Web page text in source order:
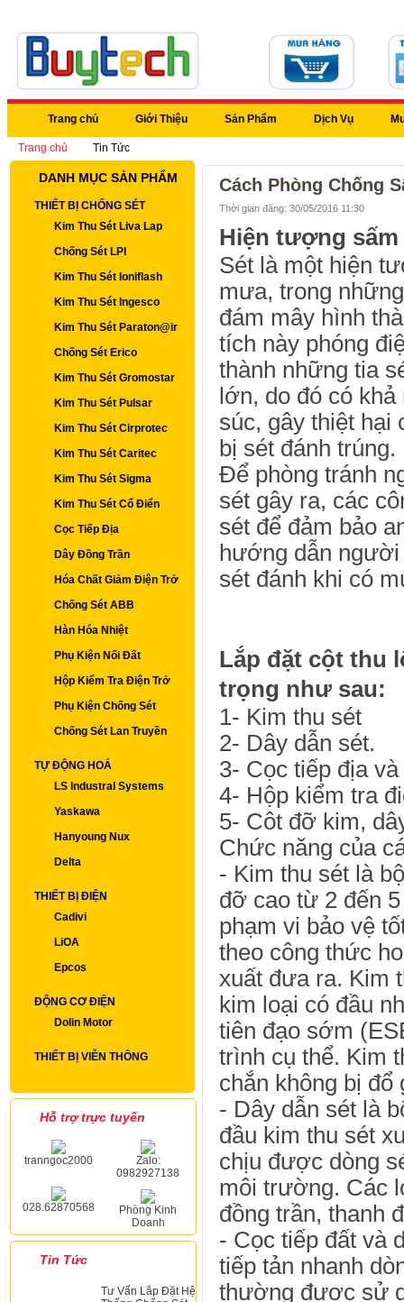
Trang chủ Giới Thiệu Sản Phẩm Dịch Vụ
Trang chủ Tin Tức
DANH MỤC SẢN PHẨM
THIẾT BỊ CHỐNG SÉT
Kim Thu Sét Liva Lap
Chống Sét LPI
Kim Thu Sét Ioniflash
Kim Thu Sét Ingesco
Kim Thu Sét Paraton@ir
Chống Sét Erico
Kim Thu Sét Gromostar
Kim Thu Sét Pulsar
Kim Thu Sét Cirprotec
Kim Thu Sét Caritec
Kim Thu Sét Sigma
Kim Thu Sét Cổ Điển
Cọc Tiếp Địa
Dây Đồng Trần
Hóa Chất Giảm Điện Trở
Chống Sét ABB
Hàn Hóa Nhiệt
Phụ Kiện Nối Đất
Hộp Kiểm Tra Điện Trở
Phụ Kiện Chống Sét
Chống Sét Lan Truyền
TỰ ĐỘNG HOÁ
LS Industral Systems
Yaskawa
Hanyoung Nux
Delta
THIẾT BỊ ĐIỆN
Cadivi
LiOA
Epcos
ĐỘNG CƠ ĐIỆN
Dolin Motor
THIẾT BỊ VIỄN THÔNG
Hỗ trợ trực tuyến
tranngoc2000
Zalo:
0982927138
028.62870568
Phòng Kinh
Doanh
Tin Tức
Tư Vấn Lắp Đặt Hệ
Cách Phòng Chống
Thời gian đăng: 30/05/2016 11:30
Hiện tượng sấm
Sét là một hiện
mưa, trong
đám mây hình
tích này phóng
thành những tia
lớn, do đó có
súc, gây thiệt hại
bị sét đánh trúng.
Để phòng tránh
sét gây ra, các
sét để đảm bảo
hướng dẫn
sét đánh khi có
Lắp đặt cột thu
trọng như sau:
1- Kim thu sét
2- Dây dẫn sét.
3- Cọc tiếp địa
4- Hộp kiểm tra
5- Côt đỡ kim,
Chức năng của
- Kim thu sét là
đỡ cao từ 2 đến
phạm vi bảo vệ
theo công thức
xuất đưa ra. Kim
kim loại có đầu
tiên đạo sớm
trình cụ thể. Kim
chắn không bị
- Dây dẫn sét là
đầu kim thu sét
chịu được dòng
môi trường. Các
đồng trần, thanh
- Cọc tiếp đất và
tiếp tản nhanh
thường được sử